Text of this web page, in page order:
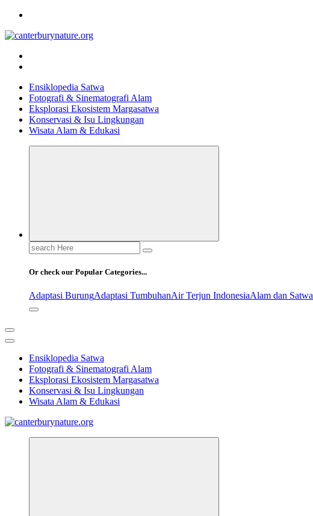
Skip
content
Tur Alam dan Margasatwa Terbaik di Canterbury
Ensiklopedia Satwa
Fotografi & Sinematografi Alam
Eksplorasi Ekosistem Margasatwa
Konservasi & Isu Lingkungan
Wisata Alam & Edukasi
Search
for:
Or check our Popular Categories...
Adaptasi BurungAdaptasi TumbuhanAir Terjun IndonesiaAlam dan Satwa
Ensiklopedia Satwa
Fotografi & Sinematografi Alam
Eksplorasi Ekosistem Margasatwa
Konservasi & Isu Lingkungan
Wisata Alam & Edukasi
Tur Alam dan Margasatwa Terbaik di Canterbury